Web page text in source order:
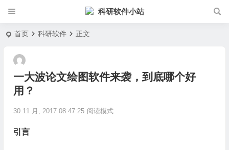
科研软件小站
首页 科研软件 正文
一大波论文绘图软件来袭，到底哪个好
用？
30 11 月, 2017 08:47:25 阅读模式
引言